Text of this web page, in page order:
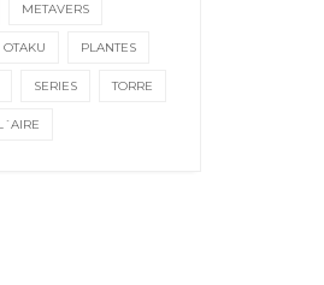
METAVERS
OTAKU PLANTES
SERIES TORRE